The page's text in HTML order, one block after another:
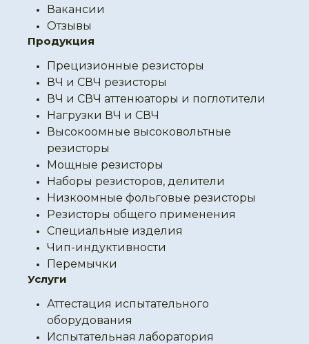
Вакансии
Отзывы
Продукция
Прецизионные резисторы
ВЧ и СВЧ резисторы
ВЧ и СВЧ аттенюаторы и поглотители
Нагрузки ВЧ и СВЧ
Высокоомные высоковольтные
резисторы
Мощные резисторы
Наборы резисторов, делители
Низкоомные фольговые резисторы
Резисторы общего применения
Специальные изделия
Чип-индуктивности
Перемычки
Услуги
Аттестация испытательного
оборудования
Испытательная лаборатория